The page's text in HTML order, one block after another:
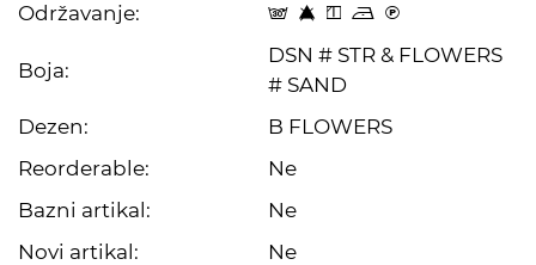
Održavanje:
s 8 y o C
Boja:
DSN # STR & FLOWERS
# SAND
Dezen:
B FLOWERS
Reorderable:
Ne
Bazni artikal:
Ne
Novi artikal:
Ne